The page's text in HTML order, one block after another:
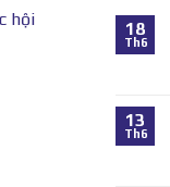
hội
18
Th6
13
Th6